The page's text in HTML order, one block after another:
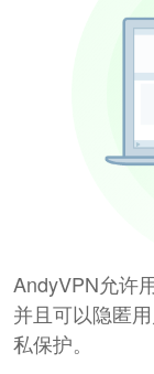
AndyVPN允许
并且可以隐匿
私保护。